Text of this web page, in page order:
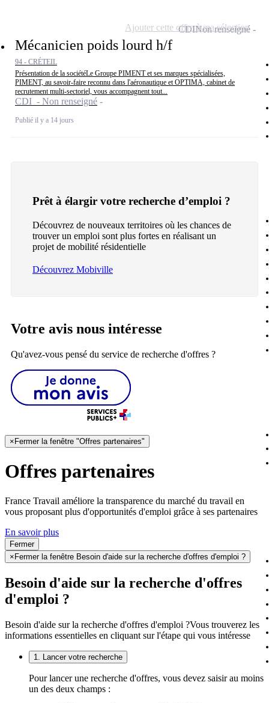
Mécanicien poids lourd h/f
94 - CRÉTEIL
Présentation de la sociétéLe Groupe PIMENT et ses marques spécialisées,
PIMENT, au savoir-faire reconnu dans l'aéronautique et OPTIMA, cabinet de
recrutement multi-sectoriel, vous accompagnent tout...
CDI - Non renseigné
Publié il y a 14 jours
CDINon renseigné
Ajouter cette offre à ma sélection
Prêt à élargir votre recherche d’emploi ?
Découvrez de nouveaux territoires où les chances de
trouver un emploi sont plus fortes en réalisant un
projet de mobilité résidentielle
Découvrez Mobiville
Votre avis nous intéresse
Qu'avez-vous pensé du service de recherche d'offres ?
× Fermer la fenêtre "Offres partenaires"
Offres partenaires
France Travail améliore la transparence du marché du travail en
vous proposant plus d'opportunités d'emploi grâce à ses partenaires
En savoir plus
Fermer
× Fermer la fenêtre Besoin d'aide sur la recherche d'offres d'emploi ?
Besoin d'aide sur la recherche d'offres
d'emploi ?
Besoin d'aide sur la recherche d'offres d'emploi ?Vous trouverez les
informations essentielles en cliquant sur l'étape qui vous intéresse
1. Lancer votre recherche
Pour lancer une recherche d'offres, vous devez saisir au moins
un des deux champs :